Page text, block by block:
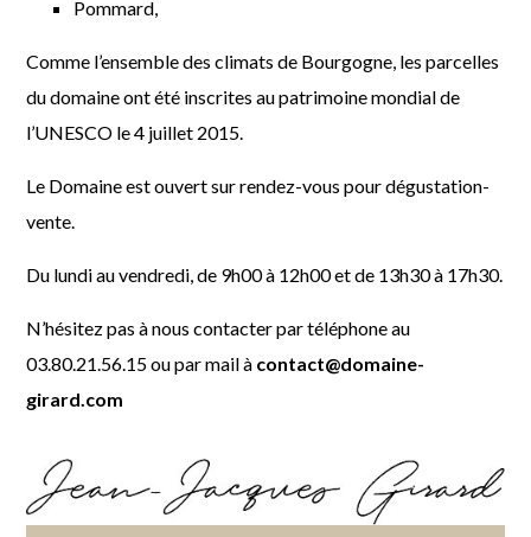
Pommard,
Comme l’ensemble des climats de Bourgogne, les parcelles
du domaine ont été inscrites au patrimoine mondial de
l’UNESCO le 4 juillet 2015.
Le Domaine est ouvert sur rendez-vous pour dégustation-
vente.
Du lundi au vendredi, de 9h00 à 12h00 et de 13h30 à 17h30.
N’hésitez pas à nous contacter par téléphone au
03.80.21.56.15 ou par mail à contact@domaine-
girard.com